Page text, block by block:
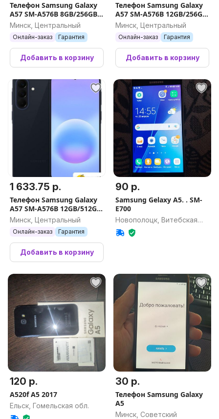
Телефон Samsung Galaxy
A57 SM-A576B 8GB/256GB
(синий)
Минск, Центральный
Онлайн-заказ Гарантия
Добавить в корзину
Телефон Samsung Galaxy
A57 SM-A576B 12GB/256GB
(синий)
Минск, Центральный
Онлайн-заказ Гарантия
Добавить в корзину
1 633.75 р.
Телефон Samsung Galaxy
A57 SM-A576B 12GB/512GB
(синий)
Минск, Центральный
Онлайн-заказ Гарантия
Добавить в корзину
90 р.
Samsung Gelaxy A5. . SM-
E700
Новополоцк, Витебская
обл.
120 р.
A520f A5 2017
Ельск, Гомельская обл.
30 р.
Телефон Samsung Galaxy
A5
Минск, Советский